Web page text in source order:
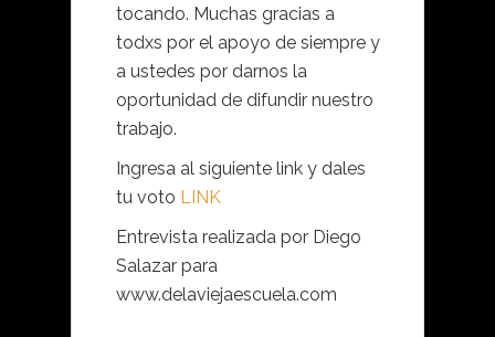
tocando. Muchas gracias a
todxs por el apoyo de siempre y
a ustedes por darnos la
oportunidad de difundir nuestro
trabajo.
Ingresa al siguiente link y dales
tu voto LINK
Entrevista realizada por Diego
Salazar para
www.delaviejaescuela.com